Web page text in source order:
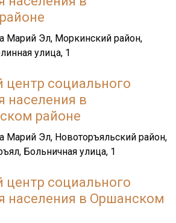
Марий Эл, Моркинский район,
улица, 1
социального
населения в
районе
Марий Эл, Новоторъяльский район,
Больничная улица, 1
социального
населения в Оршанском